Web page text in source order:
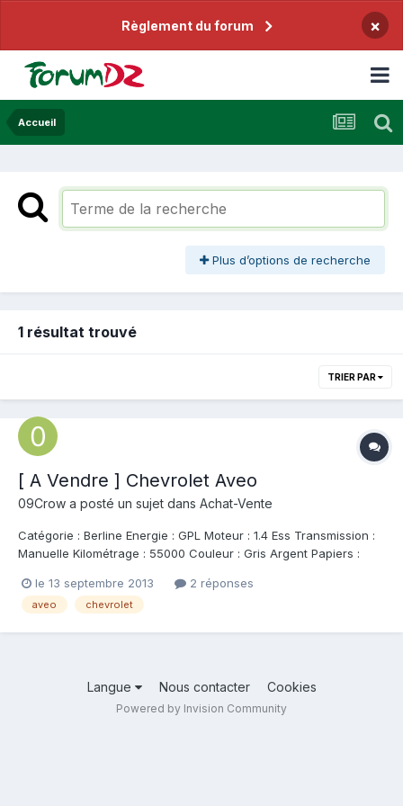
Règlement du forum ×
Accueil
Plus d’options de recherche
1 résultat trouvé
TRIER PAR
[ A Vendre ] Chevrolet Aveo
09Crow a posté un sujet dans Achat-Vente
Catégorie : Berline Energie : GPL Moteur : 1.4 Ess Transmission :
Manuelle Kilométrage : 55000 Couleur : Gris Argent Papiers :
Direction assisstée , Radio/CD/USB surround , GPL, Air Bags,
Tou...
le 13 septembre 2013 2 réponses
aveo chevrolet
Langue Nous contacter Cookies
Powered by Invision Community